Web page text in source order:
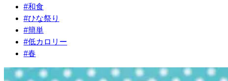
#和食
#ひな祭り
#簡単
#低カロリー
#春